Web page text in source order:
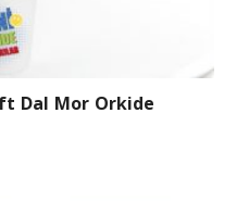
Dal Mor Orkide